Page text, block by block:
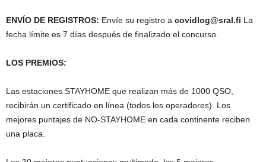
ENVÍO DE REGISTROS: Envíe su registro a covidlog@sral.fi La
fecha límite es 7 días después de finalizado el concurso.
LOS PREMIOS:
Las estaciones STAYHOME que realizan más de 1000 QSO,
recibirán un certificado en línea (todos los operadores). Los
mejores puntajes de NO-STAYHOME en cada continente reciben
una placa.